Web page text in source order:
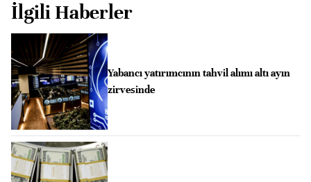
İlgili Haberler
Yabancı yatırımcının tahvil alımı altı ayın
zirvesinde